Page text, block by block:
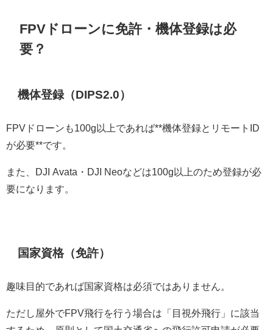
FPVドローンに免許・機体登録は必
要？
機体登録（DIPS2.0）
FPVドローンも100g以上であれば**機体登録とリモートID
が必要**です。
また、DJI Avata・DJI Neoなどは100g以上のため登録が必
要になります。
国家資格（免許）
趣味目的であれば国家資格は必須ではありません。
ただし屋外でFPV飛行を行う場合は「目視外飛行」に該当